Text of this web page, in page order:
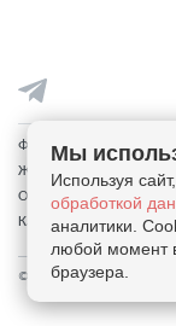
Франшиза и аренда
Жалобы и предложения
Отписаться от рассылки
Кабинет
© 2026 - "Столичный
Мы
Используя
обработкой
аналитики.
любой момент
браузера.